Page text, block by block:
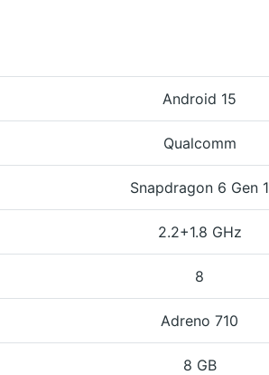
Android 15
Qualcomm
Snapdragon 6 Gen 1
2.2+1.8 GHz
8
Adreno 710
8 GB